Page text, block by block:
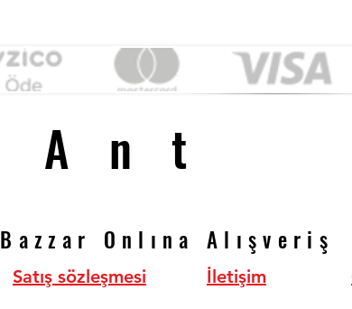
Ant
Ant
Bazzar Onlına Alışveriş
Bazzar Onlına Alışveriş
Satış sözleşmesi İletişim